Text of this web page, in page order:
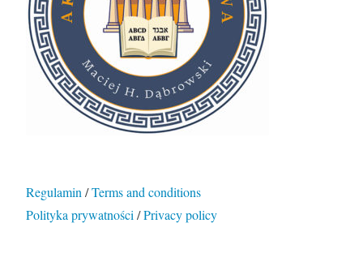
Regulamin /Terms and conditions
Polityka prywatności /Privacy policy